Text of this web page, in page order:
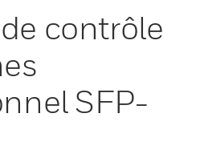
contrôle
SFP-